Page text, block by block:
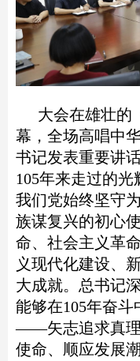
大会在雄壮的
幕，全场高唱中
书记发表重要讲
105年来走过的光
我们党始终坚守
族谋复兴的初心
命、社会主义革
义现代化建设、
大成就。总书记
能够在105年奋
——矢志追求真理
使命、顺应发展